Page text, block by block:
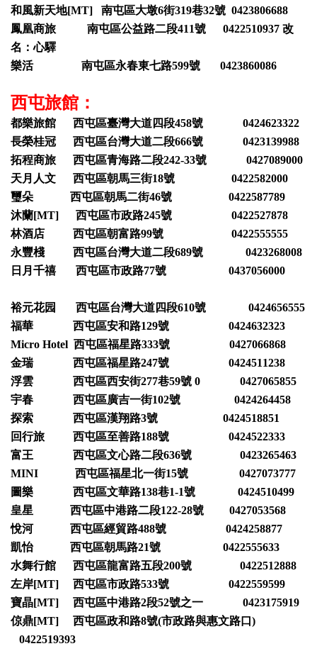
和風新天地[MT] 南屯區大墩6街319巷32號 0423806688
鳳凰商旅 南屯區公益路二段411號 0422510937 改
名：心驛
樂活 南屯區永春東七路599號 0423860086
西屯旅館：
都樂旅館 西屯區臺灣大道四段458號 0424623322
長榮桂冠 西屯區台灣大道二段666號 0423139988
拓程商旅 西屯區青海路二段242-33號 0427089000
天月人文 西屯區朝馬三街18號 0422582000
璽朵 西屯區朝馬二街46號 0422587789
沐蘭[MT] 西屯區市政路245號 0422527878
林酒店 西屯區朝富路99號 0422555555
永豐棧 西屯區台灣大道二段689號 0423268008
日月千禧 西屯區市政路77號 0437056000
裕元花园 西屯區台灣大道四段610號 0424656555
福華 西屯區安和路129號 0424632323
Micro Hotel 西屯區福星路333號 0427066868
金瑞 西屯區福星路247號 0424511238
浮雲 西屯區西安街277巷59號 0 0427065855
宇春 西屯區廣吉一街102號 0424264458
探索 西屯區漢翔路3號 0424518851
回行旅 西屯區至善路188號 0424522333
富王 西屯區文心路二段636號 0423265463
MINI 西屯區福星北一街15號 0427073777
圖樂 西屯區文華路138巷1-1號 0424510499
皇星 西屯區中港路二段122-28號 0427053568
悅河 西屯區經貿路488號 0424258877
凱怡 西屯區朝馬路21號 0422555633
水舞行館 西屯區龍富路五段200號 0422512888
左岸[MT] 西屯區市政路533號 0422559599
寶晶[MT] 西屯區中港路2段52號之一 0423175919
倞鼎[MT] 西屯區政和路8號(市政路與惠文路口)
0422519393